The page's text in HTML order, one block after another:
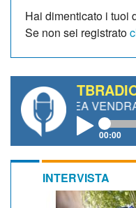
Hai dimenticato i tuoi
Se non sei registrato
VENDRAME,
00:00
INTERVISTA